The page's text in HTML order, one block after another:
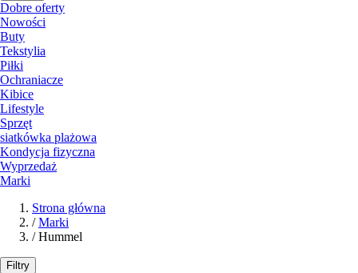
Dobre oferty
Nowości
Buty
Tekstylia
Piłki
Ochraniacze
Kibice
Lifestyle
Sprzęt
siatkówka plażowa
Kondycja fizyczna
Wyprzedaż
Marki
Strona główna
/ Marki
/ Hummel
Filtry